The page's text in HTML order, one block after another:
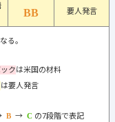
要人発言
る。
クは米国の材料
は要人発言
→
の7段階で表記